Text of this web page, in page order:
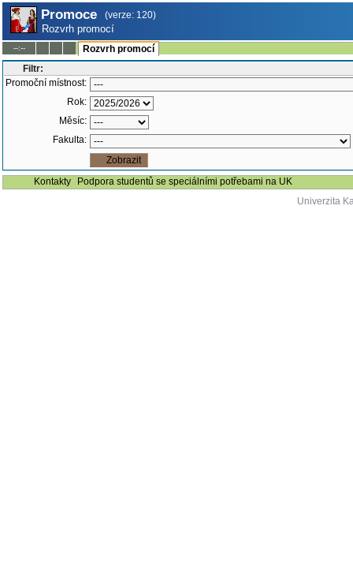
Promoce (verze: 120)
Rozvrh promocí
--:--
Rozvrh promocí
Filtr:
Promoční místnost:
Rok:
Měsíc:
Fakulta:
Kontakty
Podpora studentů se speciálními potřebami na UK
Univerzita